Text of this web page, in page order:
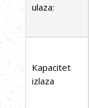
ulaza:
Kapacitet
izlaza